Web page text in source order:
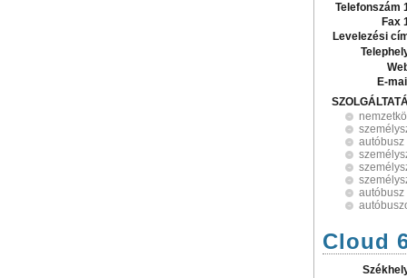
Telefonszám
Fax
Levelezési
E-
autóbusz
Cloud